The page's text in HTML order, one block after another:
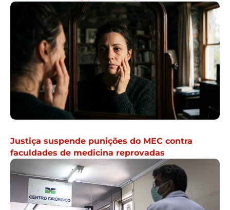
Justiça suspende punições do MEC contra
faculdades de medicina reprovadas